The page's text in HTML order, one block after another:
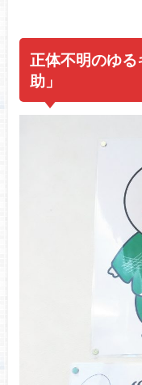
正体不明のゆる
助」